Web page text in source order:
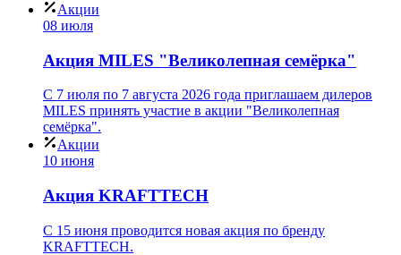
Акции
08 июля
Акция MILES "Великолепная семёрка"
С 7 июля по 7 августа 2026 года приглашаем дилеров
MILES принять участие в акции "Великолепная
семёрка".
Акции
10 июня
Акция KRAFTTECH
C 15 июня проводится новая акция по бренду
KRAFTTECH.